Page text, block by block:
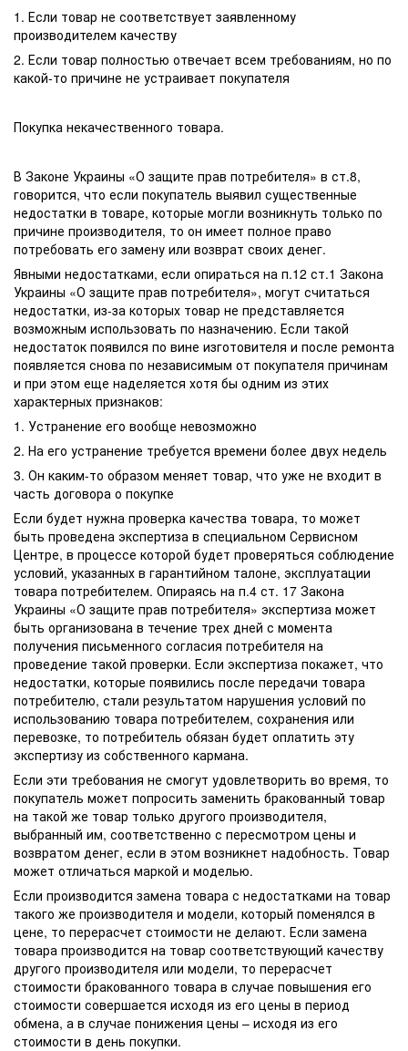
1. Если товар не соответствует заявленному
производителем качеству
2. Если товар полностью отвечает всем требованиям, но по
какой-то причине не устраивает покупателя
Покупка некачественного товара.
В Законе Украины «О защите прав потребителя» в ст.8,
говорится, что если покупатель выявил существенные
недостатки в товаре, которые могли возникнуть только по
причине производителя, то он имеет полное право
потребовать его замену или возврат своих денег.
Явными недостатками, если опираться на п.12 ст.1 Закона
Украины «О защите прав потребителя», могут считаться
недостатки, из-за которых товар не представляется
возможным использовать по назначению. Если такой
недостаток появился по вине изготовителя и после ремонта
появляется снова по независимым от покупателя причинам
и при этом еще наделяется хотя бы одним из этих
характерных признаков:
1. Устранение его вообще невозможно
2. На его устранение требуется времени более двух недель
3. Он каким-то образом меняет товар, что уже не входит в
часть договора о покупке
Если будет нужна проверка качества товара, то может
быть проведена экспертиза в специальном Сервисном
Центре, в процессе которой будет проверяться соблюдение
условий, указанных в гарантийном талоне, эксплуатации
товара потребителем. Опираясь на п.4 ст. 17 Закона
Украины «О защите прав потребителя» экспертиза может
быть организована в течение трех дней с момента
получения письменного согласия потребителя на
проведение такой проверки. Если экспертиза покажет, что
недостатки, которые появились после передачи товара
потребителю, стали результатом нарушения условий по
использованию товара потребителем, сохранения или
перевозке, то потребитель обязан будет оплатить эту
экспертизу из собственного кармана.
Если эти требования не смогут удовлетворить во время, то
покупатель может попросить заменить бракованный товар
на такой же товар только другого производителя,
выбранный им, соответственно с пересмотром цены и
возвратом денег, если в этом возникнет надобность. Товар
может отличаться маркой и моделью.
Если производится замена товара с недостатками на товар
такого же производителя и модели, который поменялся в
цене, то перерасчет стоимости не делают. Если замена
товара производится на товар соответствующий качеству
другого производителя или модели, то перерасчет
стоимости бракованного товара в случае повышения его
стоимости совершается исходя из его цены в период
обмена, а в случае понижения цены – исходя из его
стоимости в день покупки.